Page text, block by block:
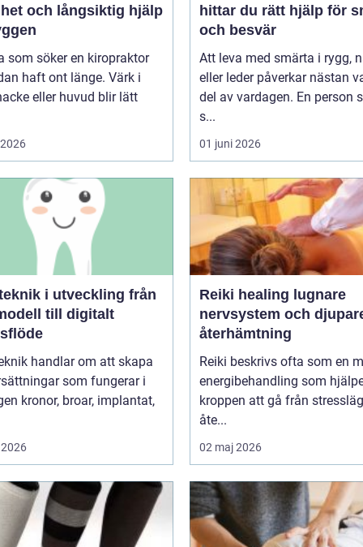
och långsiktig hjälp
som söker en kiropraktor
haft ont länge. Värk i
eller huvud blir lätt
hittar du rätt hjälp för
och besvär
Att leva med smärta i rygg,
eller leder påverkar nästan
del av vardagen. En person
s...
01 juni 2026
i utveckling från
till digitalt
handlar om att skapa
som fungerar i
Reiki healing lugnare
nervsystem och
återhämtning
Reiki beskrivs ofta som en
energibehandling som
kroppen att gå från
åte...
02 maj 2026